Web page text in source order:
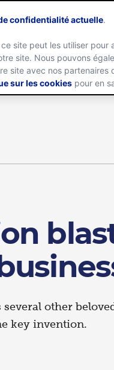
Groupe
several other
key invention.
confidentialité actuelle.
site peut les utiliser pour
site. Nous pouvons
site avec nos
sur les cookies pour en